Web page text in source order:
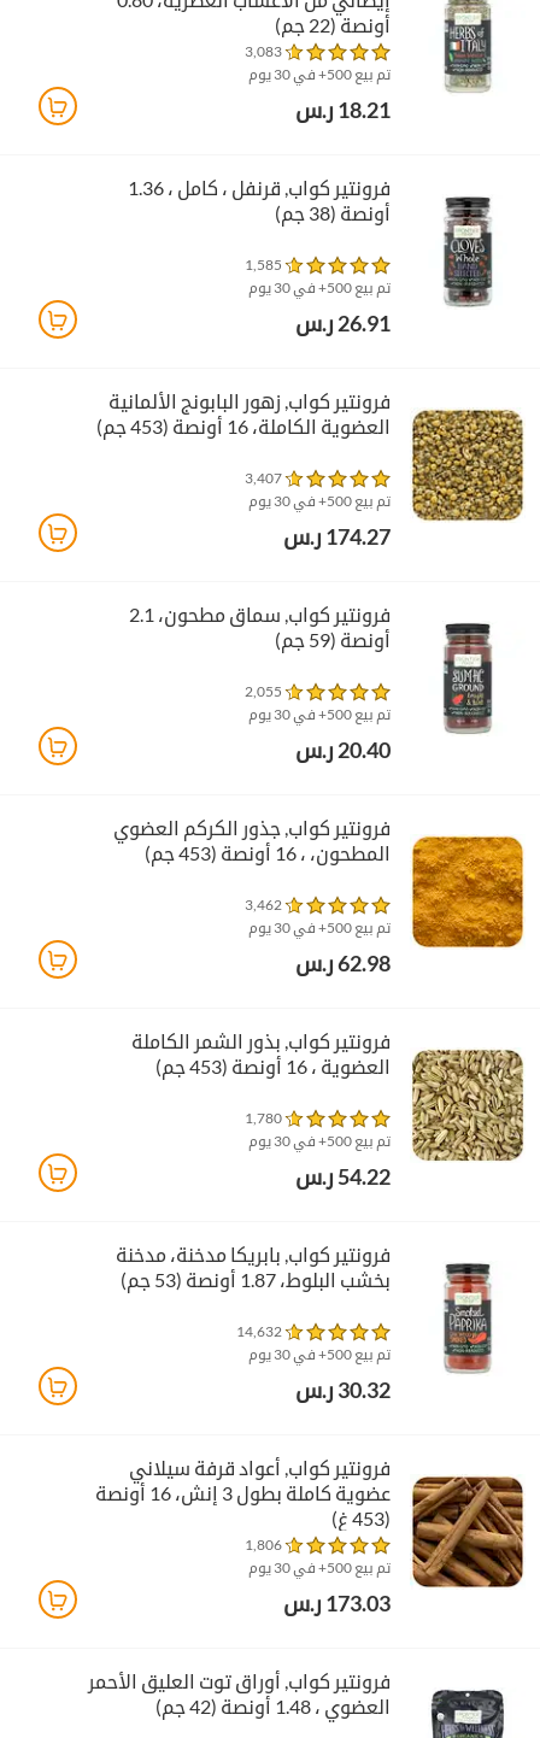
أونصة (22 جم)
3,083
تم بيع 500+ في 30 يوم
18.21 ر.س
فرونتير كواب‏, قرنفل ، كامل ، 1.36
أونصة (38 جم)
1,585
تم بيع 500+ في 30 يوم
26.91 ر.س
فرونتير كواب‏, زهور البابونج الألمانية
العضوية الكاملة، 16 أونصة (453 جم)
3,407
تم بيع 500+ في 30 يوم
174.27 ر.س
فرونتير كواب‏, سماق مطحون، 2.1
أونصة (59 جم)
2,055
تم بيع 500+ في 30 يوم
20.40 ر.س
فرونتير كواب‏, جذور الكركم العضوي
المطحون، ، 16 أونصة (453 جم)
3,462
تم بيع 500+ في 30 يوم
62.98 ر.س
فرونتير كواب‏, بذور الشمر الكاملة
العضوية ، 16 أونصة (453 جم)
1,780
تم بيع 500+ في 30 يوم
54.22 ر.س
فرونتير كواب‏, بابريكا مدخنة، مدخنة
بخشب البلوط، 1.87 أونصة (53 جم)
14,632
تم بيع 500+ في 30 يوم
30.32 ر.س
فرونتير كواب‏, أعواد قرفة سيلاني
عضوية كاملة بطول 3 إنش، 16 أونصة
(453 غ)
1,806
تم بيع 500+ في 30 يوم
173.03 ر.س
فرونتير كواب‏, أوراق توت العليق الأحمر
العضوي ، 1.48 أونصة (42 جم)